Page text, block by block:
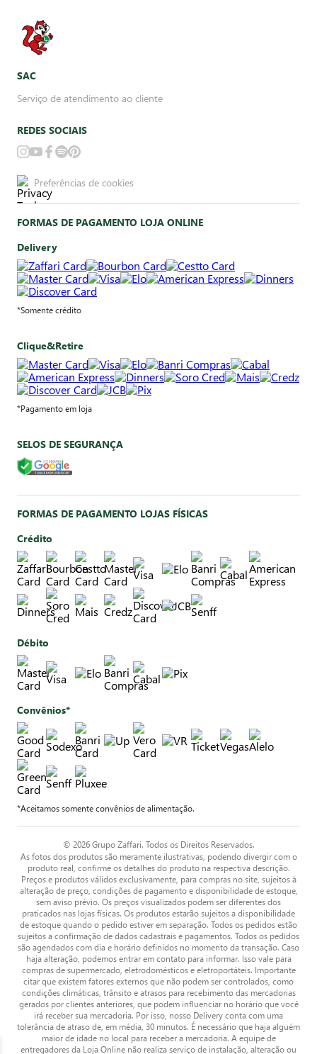
SAC
Serviço de atendimento ao cliente
REDES SOCIAIS
Preferências de cookies
FORMAS DE PAGAMENTO LOJA ONLINE
Delivery
*Somente crédito
Clique&Retire
*Pagamento em loja
SELOS DE SEGURANÇA
FORMAS DE PAGAMENTO LOJAS FÍSICAS
Crédito
Débito
Convênios*
*Aceitamos somente convênios de alimentação.
© 2026 Grupo Zaffari. Todos os Direitos Reservados.
As fotos dos produtos são meramente ilustrativas, podendo divergir com o
produto real, confirme os detalhes do produto na respectiva descrição.
Preços e produtos válidos exclusivamente, para compras no site, sujeitos à
alteração de preço, condições de pagamento e disponibilidade de estoque,
sem aviso prévio. Os preços visualizados podem ser diferentes dos
praticados nas lojas físicas. Os produtos estarão sujeitos a disponibilidade
de estoque quando o pedido estiver em separação. Todos os pedidos estão
sujeitos a confirmação de dados cadastrais e pagamentos. Todos os pedidos
são agendados com dia e horário definidos no momento da transação. Caso
haja alteração, podemos entrar em contato para informar. Isso vale para
compras de supermercado, eletrodomésticos e eletroportáteis. Importante
citar que existem fatores externos que não podem ser controlados, como
condições climáticas, trânsito e atrasos para recebimento das mercadorias
gerados por clientes anteriores, que podem influenciar no horário que você
irá receber sua mercadoria. Por isso, nosso Delivery conta com uma
tolerância de atraso de, em média, 30 minutos. É necessário que haja alguém
maior de idade no local para receber a mercadoria. A equipe de
entregadores da Loja Online não realiza serviço de instalação, alteração ou